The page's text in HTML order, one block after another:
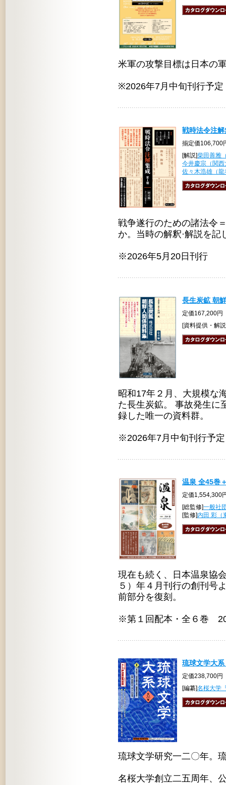
米軍の攻撃目標は日本の
※2026年7月中旬刊行予定
戦時法令注
揃定価
[解説]柴田善雅
今井慶宗（関
佐々木浩雄（
戦争遂行のための諸法令
か。当時の解釈·解説を記
※2026年5月20日刊行
長生炭鉱 朝
定価167,200
[資料提供・解
昭和17年２月、大規模な
た長生炭鉱。 事故発生に
録した唯一の資料群。
※2026年7月中旬刊行予定
温泉 全45巻
定価1,554,300
[総監修]一般社
[監修]内田 彩（
現在も続く、日本温泉協
５）年４月刊行の創刊号
前部分を復刻。
※第１回配本・全６巻
琉球文学大
定価238,700
[編纂]名桜大学
琉球文学研究一二〇年。
名桜大学創立二五周年、